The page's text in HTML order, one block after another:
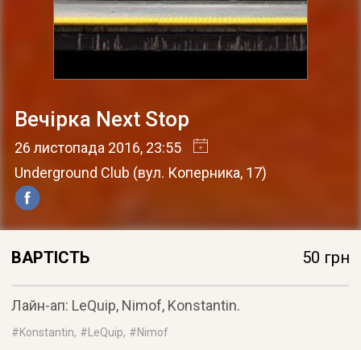
Вечірка Next Stop
26 листопада 2016, 23:55
Underground Club (вул. Коперника, 17)
ВАРТІСТЬ 50 грн
Лайн-ап: LeQuip, Nimof, Konstantin.
#Konstantin, #LeQuip, #Nimof